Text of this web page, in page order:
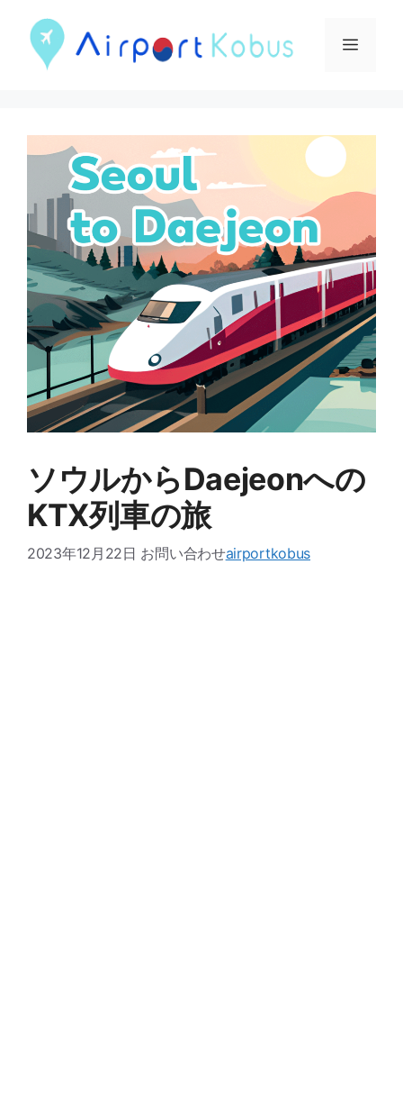
메
ソウルからDaejeonへの
KTX列車の旅
2023年12月22日 お問い合わせairportkobus